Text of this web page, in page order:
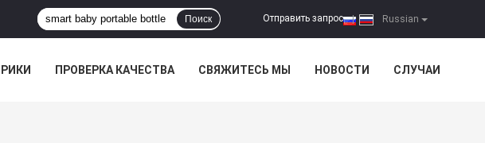
Russian
Отправить запрос |
Поиск
ПРОВЕРКА КАЧЕСТВА СВЯЖИТЕСЬ МЫ НОВОСТИ СЛУЧАИ